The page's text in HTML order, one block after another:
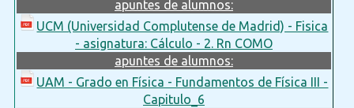
apuntes de alumnos:
UCM (Universidad Complutense de Madrid) - Fisica
- asignatura: Cálculo - 2. Rn COMO
apuntes de alumnos:
UAM - Grado en Física - Fundamentos de Física III -
Capitulo_6